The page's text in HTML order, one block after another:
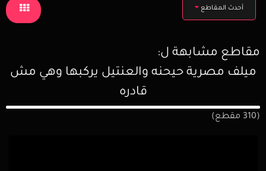
أحدث المقاطع
مقاطع مشابهة ل:
ميلف مصرية حيحنه والعنتيل يركبها وهي مش
قادره
(310 مقطع)